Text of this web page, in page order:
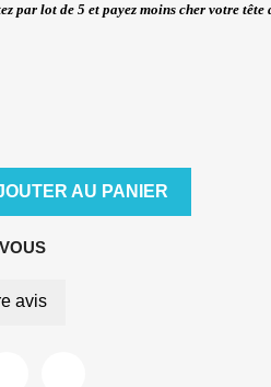
par lot de 5 et payez moins cher votre
AU PANIER
avis